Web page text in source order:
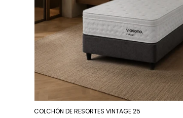
COLCHÓN DE RESORTES VINTAGE 25